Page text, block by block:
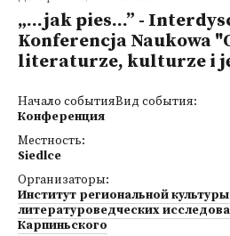
„…jak pies…” -
Konferencja Naukowa
literaturze, kulturze i
Начало событияВид события:
Конференция
Местность:
Siedlce
Организаторы:
Институт региональной
литературоведческих
Карпиньского